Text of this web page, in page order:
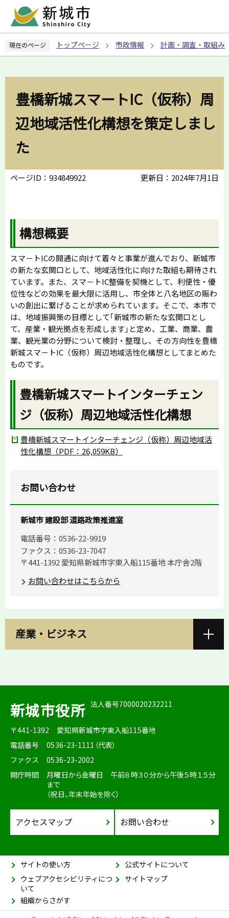
ペ
の
現在のページ トップページ 市政情報 計画・調査・取組み
豊橋新城スマートIC（仮称）周
辺地域活性化構想を策定しまし
た
ページID：934849922 更新日：2024年7月1日
構想概要
スマ－トICの開通に向けて着々と事業が進んでおり、新城市
の新たな玄関口として、地域活性化に向けた取組も期待され
ています。また、スマ－トIC整備を契機として、利便性・優
位性などの効果を最大限に活用し、市全体と八名地区の賑わ
いの創出に繋げることが求められています。そこで、本市で
は、地域振興策の目標として｢新城市の新たな玄関口とし
て、産業・観光拠点を形成します｣と定め、工業、商業、農
業、観光業の分野について検討・整理し、その方向性を豊橋
新城スマ－トIC（仮称）周辺地域活性化構想としてまとめた
ものです。
豊橋新城スマートインターチェン
ジ（仮称）周辺地域活性化構想
豊橋新城スマートインターチェンジ（仮称）周辺地域活
性化構想（PDF：26,059KB）
お問い合わせ
新城市 建設部 道路政策推進室
電話番号：0536-22-9919
ファクス：0536-23-7047
〒441-1392 愛知県新城市字東入船115番地 本庁舎2階
お問い合わせはこちらから
産業・ビジネス
新城市役所 法人番号7000020232211
〒441-1392
愛知県新城市字東入船115番地
電話番号
0536-23-1111（代表）
ファクス
0536-23-2002
開庁時間
月曜日から金曜日 午前８時３０分から午後５時１５分
まで
（祝日、年末年始を除く）
アクセスマップ お問い合わせ
サイトの使い方
公式サイトについて
ウェブアクセシビリティにつ
いて
サイトマップ
組織からさがす